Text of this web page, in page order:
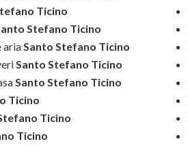
Ticino
Stefano Ticino
ariaSanto Stefano Ticino
Santo Stefano Ticino
Santo Stefano Ticino
Ticino
Ticino
Ticino